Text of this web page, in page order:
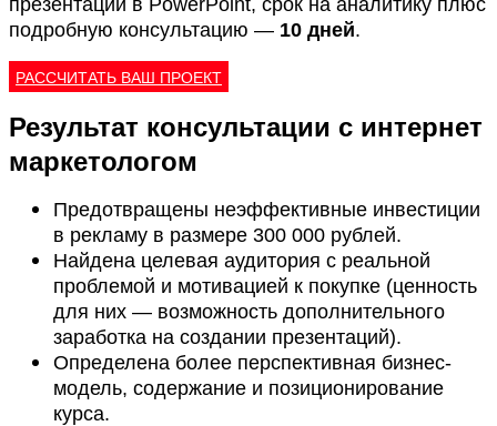
подробную консультацию — 10 дней.
РАССЧИТАТЬ ВАШ ПРОЕКТ
Результат консультации с интернет
маркетологом
Предотвращены неэффективные инвестиции
в рекламу в размере 300 000 рублей.
Найдена целевая аудитория с реальной
проблемой и мотивацией к покупке (ценность
для них — возможность дополнительного
заработка на создании презентаций).
Определена более перспективная бизнес-
модель, содержание и позиционирование
курса.